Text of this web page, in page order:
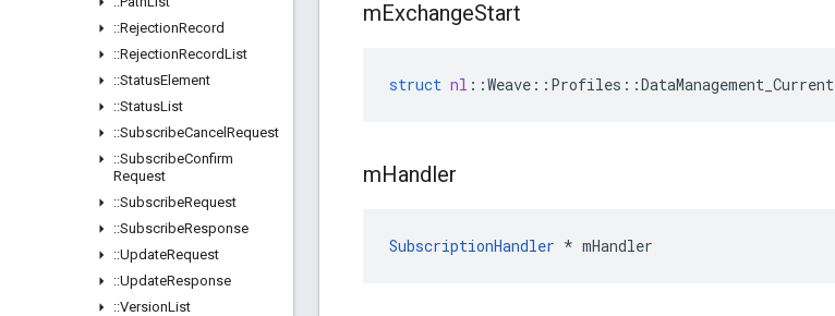
::RejectionRecord
::RejectionRecordList
::StatusElement
::StatusList
::SubscribeCancel Request
::SubscribeConfirm
Request
::SubscribeRequest
::SubscribeResponse
::UpdateRequest
::UpdateResponse
::VersionList
mExchangeStart
struct nl ::Weave :: Profiles ::DataManagement_Current
mHandler
SubscriptionHandler * mHandler